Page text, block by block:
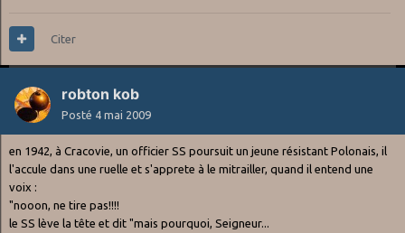
Citer
robton kob
Posté 4 mai 2009
en 1942, à Cracovie, un officier SS poursuit un jeune résistant Polonais, il
l'accule dans une ruelle et s'apprete à le mitrailler, quand il entend une
voix :
"nooon, ne tire pas!!!!
le SS lève la tête et dit "mais pourquoi, Seigneur...